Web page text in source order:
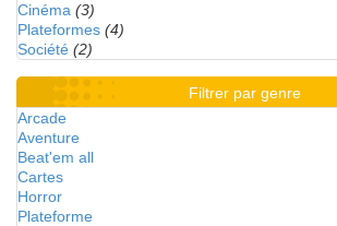
Cinéma (3)
Plateformes (4)
Société (2)
Filtrer par genre
Arcade
Aventure
Beat'em all
Cartes
Horror
Plateforme